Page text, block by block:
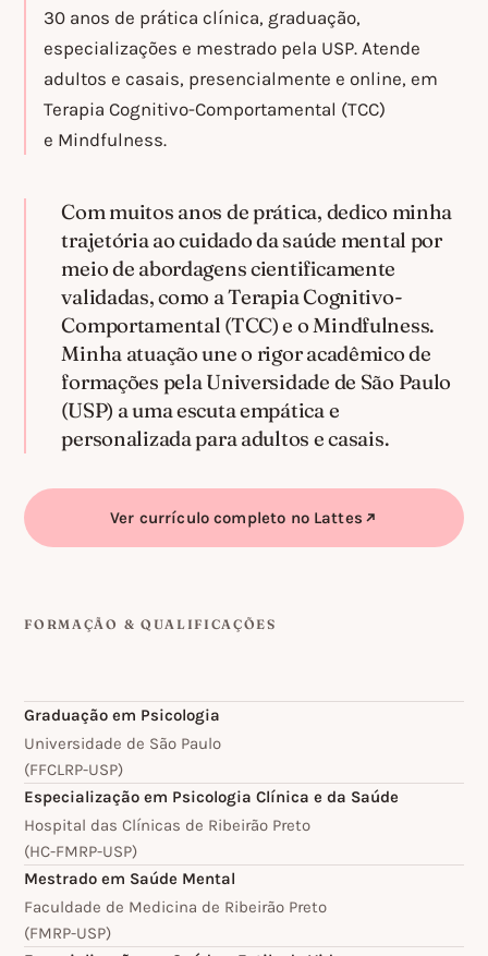
30 anos de prática clínica, graduação,
especializações e mestrado pela USP. Atende
adultos e casais, presencialmente e online, em
Terapia Cognitivo-Comportamental (TCC)
e Mindfulness.
Com muitos anos de prática, dedico minha
trajetória ao cuidado da saúde mental por
meio de abordagens cientificamente
validadas, como a Terapia Cognitivo-
Comportamental (TCC) e oMindfulness.
Minha atuação une o rigor acadêmico de
formações pela Universidade de São Paulo
(USP) a uma escuta empática e
personalizada para adultos e casais.
Ver currículo completo no Lattes
(abre em nova aba)
FORMAÇÃO & QUALIFICAÇÕES
Graduação em Psicologia
Universidade de São Paulo
(FFCLRP-USP)
Especialização em Psicologia Clínica e da Saúde
Hospital das Clínicas de Ribeirão Preto
(HC-FMRP-USP)
Mestrado em Saúde Mental
Faculdade de Medicina de Ribeirão Preto
(FMRP-USP)